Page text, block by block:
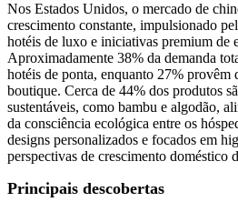
Nos Estados Unidos, o mercado de
crescimento constante, impulsionado
hotéis de luxo e iniciativas premium de
Aproximadamente 38% da demanda
hotéis de ponta, enquanto 27% provêm
boutique. Cerca de 44% dos produtos
sustentáveis, como bambu e algodão,
da consciência ecológica entre os
designs personalizados e focados em
perspectivas de crescimento doméstico
Principais descobertas